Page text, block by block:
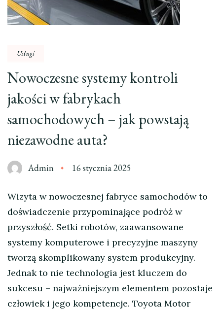
Usługi
Nowoczesne systemy kontroli
jakości w fabrykach
samochodowych – jak powstają
niezawodne auta?
Admin 16 stycznia 2025
Wizyta w nowoczesnej fabryce samochodów to
doświadczenie przypominające podróż w
przyszłość. Setki robotów, zaawansowane
systemy komputerowe i precyzyjne maszyny
tworzą skomplikowany system produkcyjny.
Jednak to nie technologia jest kluczem do
sukcesu – najważniejszym elementem pozostaje
człowiek i jego kompetencje. Toyota Motor